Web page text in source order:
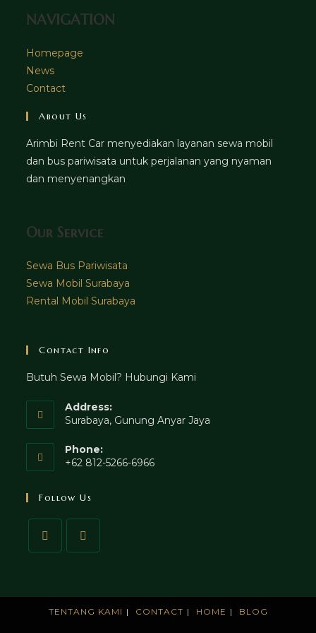
NAVIGATION
Homepage
News
Contact
About Us
Arimbi Rent Car menyediakan layanan sewa mobil
dan bus pariwisata untuk perjalanan yang nyaman
dan menyenangkan
Our Service
Sewa Bus Pariwisata
Sewa Mobil Surabaya
Rental Mobil Surabaya
Contact Info
Butuh Sewa Mobil? Hubungi Kami
Address:
Surabaya, Gunung Anyar Jaya
Phone:
+62 812-5266-6966
Follow Us
TENTANG KAMI CONTACT HOME BLOG